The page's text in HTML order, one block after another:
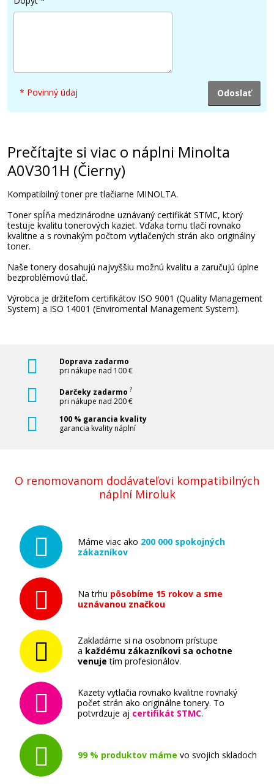
140,90 €
Minolta A0V30GH/A0V30HH (Azúrový)
105,90 €
Minolta A0V305H/A0V306H (Žltý)
Minolta A0V30AH/A0V30CH (Purpurový)
Originálny toner
109,90 €
Pridať do košíka
Minolta A0V30NH (Farebné) multipack
* Povinný údaj
Prečítajte si viac o náplni Minolta
A0V301H (Čierny)
Kompatibilný toner pre tlačiarne MINOLTA.
Toner spĺňa medzinárodne uznávaný certifikát STMC, ktorý
testuje kvalitu tonerových kaziet. Vďaka tomu tlačí rovnako
kvalitne a s rovnakým počtom vytlačených strán ako originálny
toner.
Naše tonery dosahujú najvyššiu možnú kvalitu a zaručujú úplne
bezproblémovú tlač.
Výrobca je držiteľom certifikátov ISO 9001 (Quality Management
System) a ISO 14001 (Enviromental Management System).
Doprava zadarmo
pri nákupe nad 100 €
Darčeky zadarmo ?
pri nákupe nad 200 €
100 % garancia kvality
garancia kvality náplní
O renomovanom dodávateľovi kompatibilných
náplní Miroluk
Máme viac ako 200 000 spokojných
zákazníkov
Na trhu pôsobíme 15 rokov a sme
uznávanou značkou
Zakladáme si na osobnom prístupe
a každému zákazníkovi sa ochotne
venuje tím profesionálov.
Kazety vytlačia rovnako kvalitne rovnaký
počet strán ako originálne tonery. To
potvrdzuje aj certifikát STMC.
99 % produktov máme vo svojich skladoch